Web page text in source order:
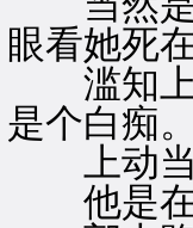
眼看她死
滥知上
是个白痴。
上动当
他是在